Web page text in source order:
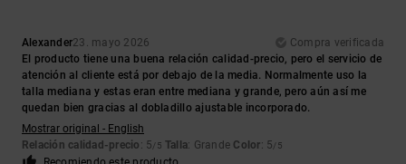
Alexander23. mayo 2026
Compra verificada
El producto tiene una buena relación calidad-precio, pero el servicio de
atención al cliente está por debajo de la media. Normalmente uso la
talla mediana y estas eran entre mediana y grande, pero aún así me
quedan bien gracias al dobladillo ajustable incorporado.
Mostrar original - English
Relación calidad-precio : 5/5 Talla: Grande Color: 5/5